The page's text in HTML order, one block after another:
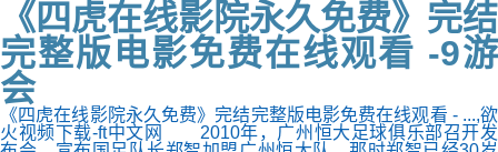
《四虎在线影院永久免费》完结
完整版电影免费在线观看 -9游
会
《四虎在线影院永久免费》完结完整版电影免费在线观看 - ...,欲
火视频下载-ft中文网 2010年，广州恒大足球俱乐部召开发